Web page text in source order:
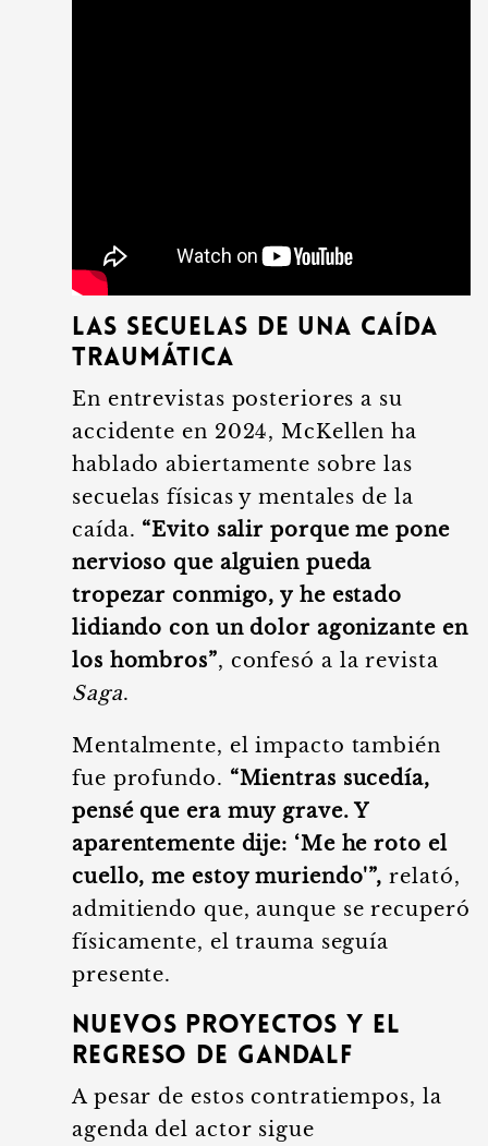
Las Secuelas de una Caída
Traumática
En entrevistas posteriores a su
accidente en 2024, McKellen ha
hablado abiertamente sobre las
secuelas físicas y mentales de la
caída. “Evito salir porque me pone
nervioso que alguien pueda
tropezar conmigo, y he estado
lidiando con un dolor agonizante en
los hombros”, confesó a la revista
Saga.
Mentalmente, el impacto también
fue profundo. “Mientras sucedía,
pensé que era muy grave. Y
aparentemente dije: ‘Me he roto el
cuello, me estoy muriendo'”,relató,
admitiendo que, aunque se recuperó
físicamente, el trauma seguía
presente.
Nuevos Proyectos y el
Regreso de Gandalf
A pesar de estos contratiempos, la
agenda del actor sigue